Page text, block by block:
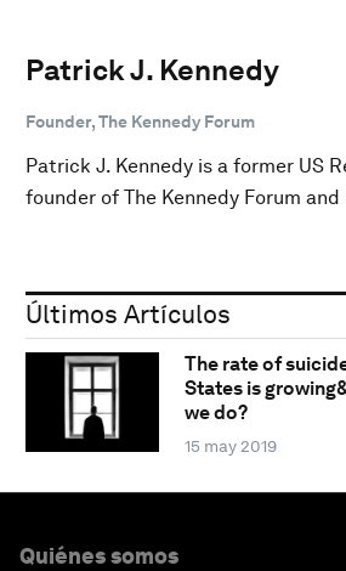
Patrick J. Kennedy
Founder, The Kennedy Forum
Patrick J. Kennedy is a former US
founder of The Kennedy Forum
Últimos Artículos
The rate of
States is
we do?
15 may 2019
Quiénes somos